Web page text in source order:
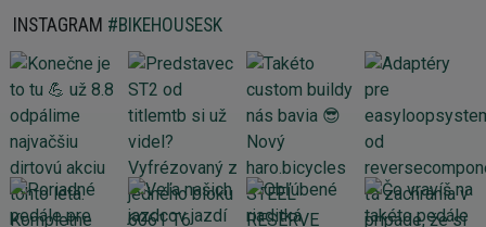
INSTAGRAM #BIKEHOUSESK